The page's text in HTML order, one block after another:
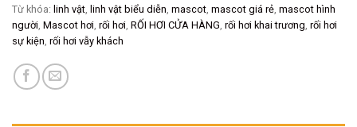
Từ khóa: linh vật, linh vật biểu diễn, mascot, mascot giá rẻ, mascot hình
người, Mascot hơi, rối hơi, RỐI HƠI CỬA HÀNG, rối hơi khai trương, rối hơi
sự kiện, rối hơi vẫy khách